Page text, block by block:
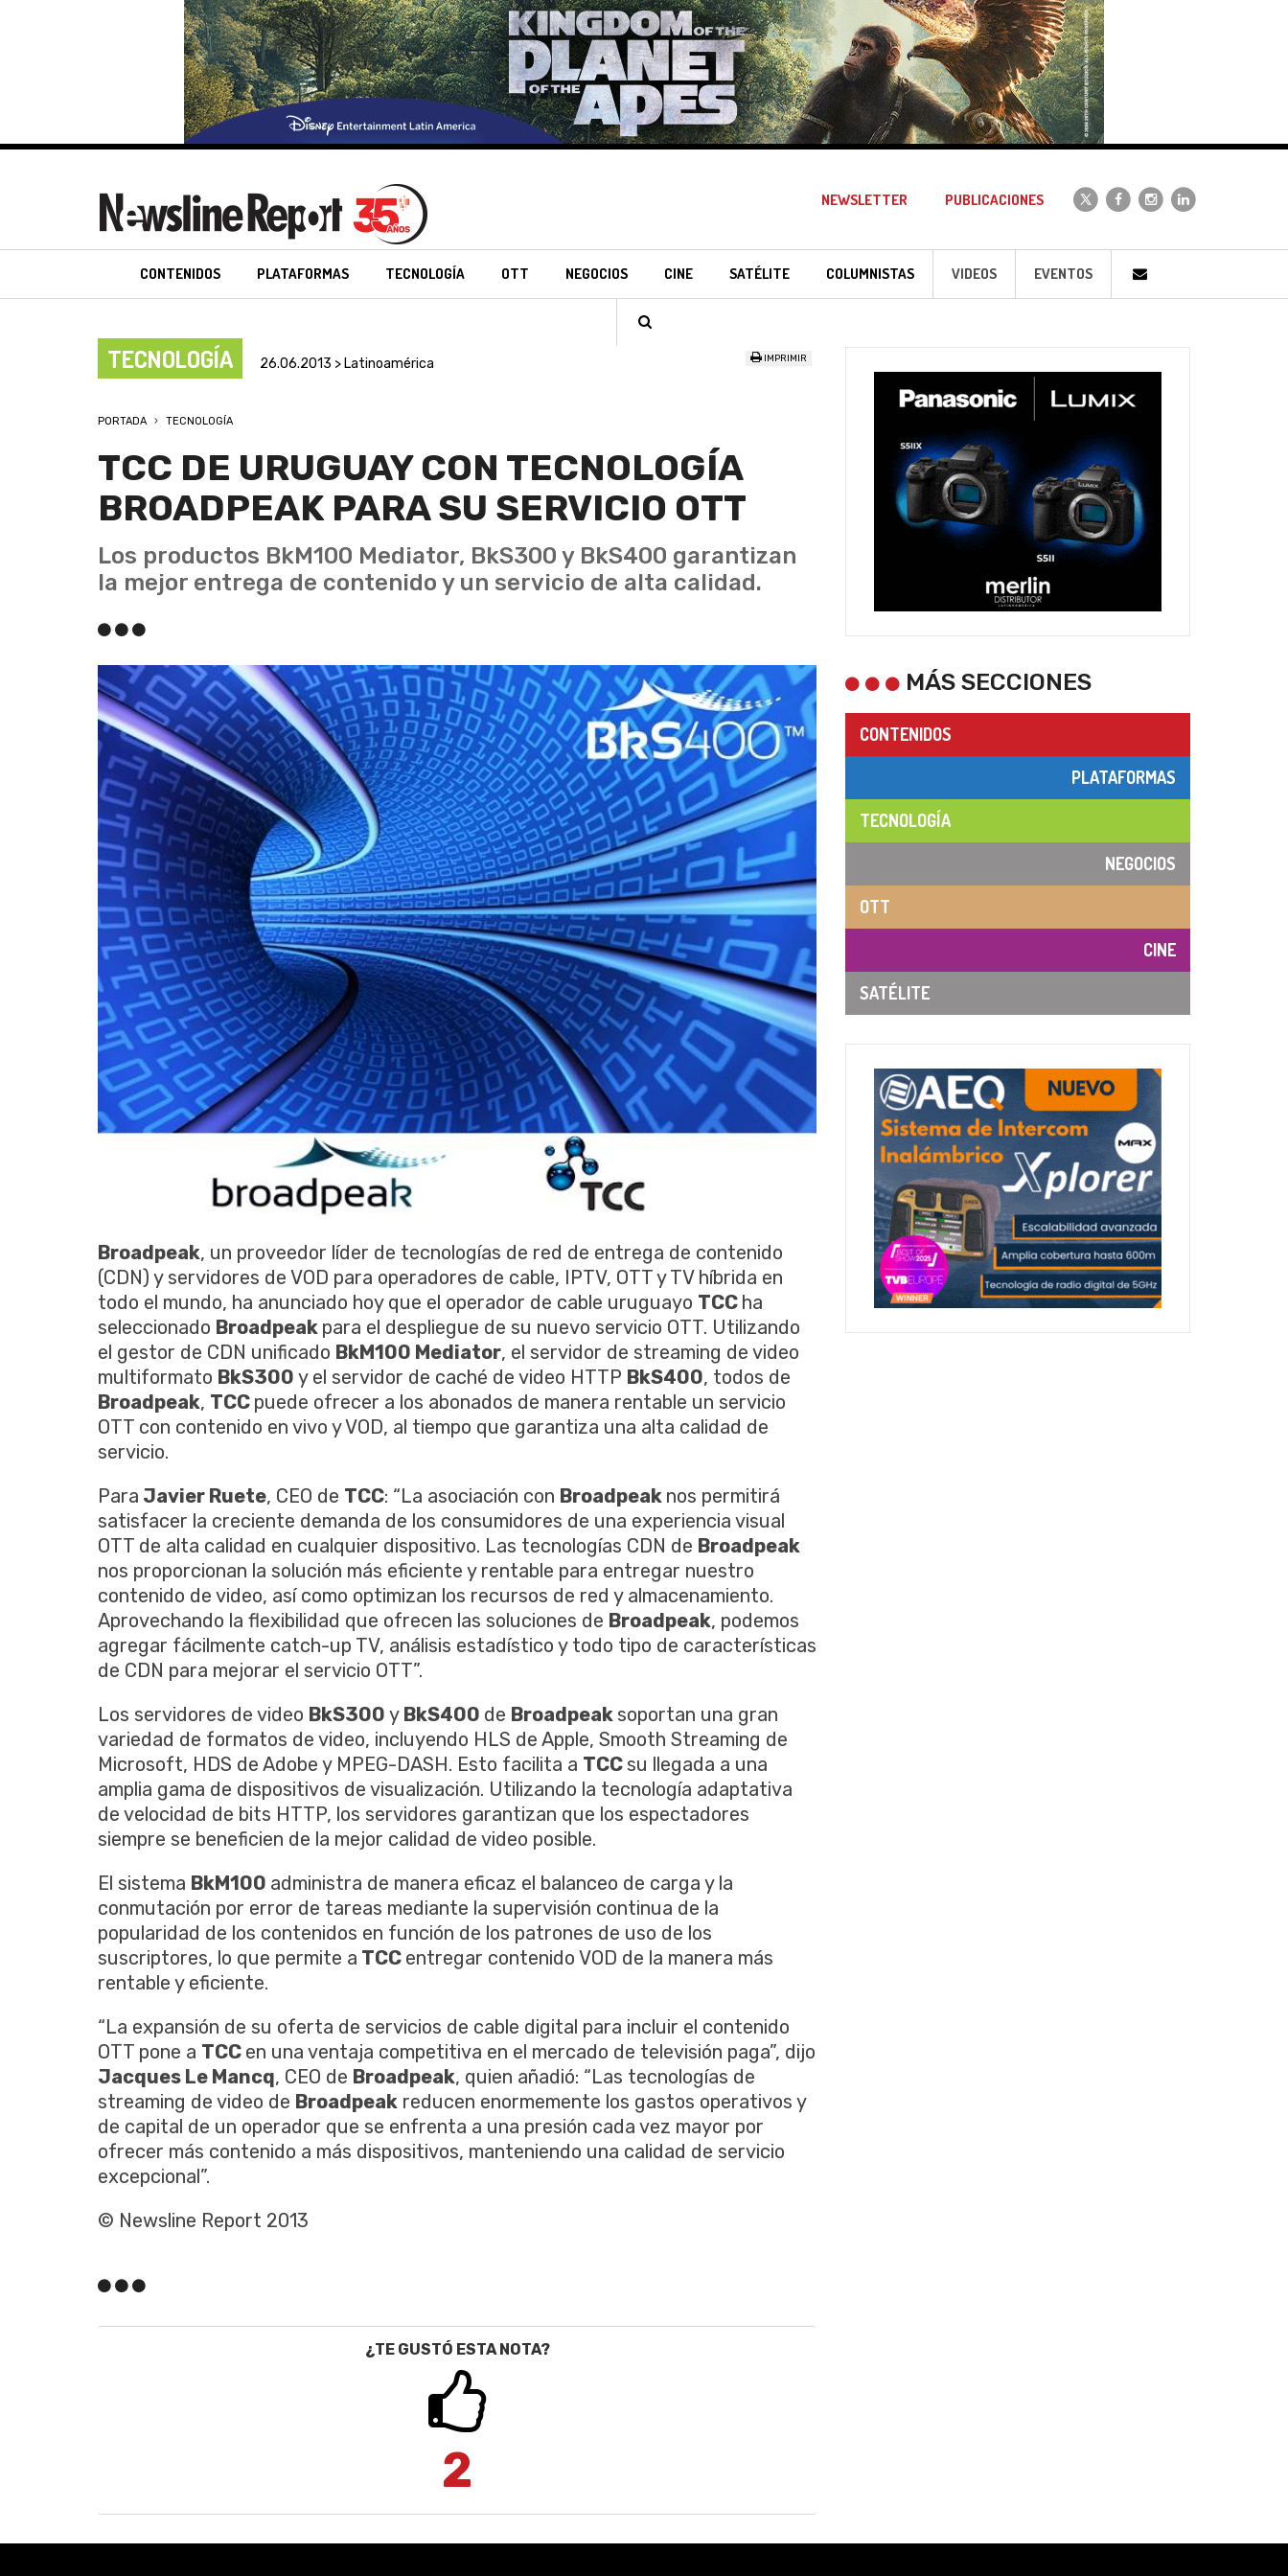
NEWSLETTER PUBLICACIONES
CONTENIDOS PLATAFORMAS TECNOLOGÍA OTT NEGOCIOS CINE SATÉLITE COLUMNISTAS VIDEOS EVENTOS
TECNOLOGÍA 26.06.2013 > Latinoamérica IMPRIMIR
PORTADA TECNOLOGÍA
TCC DE URUGUAY CON TECNOLOGÍA
BROADPEAK PARA SU SERVICIO OTT
Los productos BkM100 Mediator, BkS300 y BkS400 garantizan
la mejor entrega de contenido y un servicio de alta calidad.
Broadpeak, un proveedor líder de tecnologías de red de entrega de contenido
(CDN) y servidores de VOD para operadores de cable, IPTV, OTT y TV híbrida en
todo el mundo, ha anunciado hoy que el operador de cable uruguayo TCC ha
seleccionado Broadpeak para el despliegue de su nuevo servicio OTT. Utilizando
el gestor de CDN unificado BkM100 Mediator, el servidor de streaming de video
multiformato BkS300 y el servidor de caché de video HTTP BkS400, todos de
Broadpeak, TCC puede ofrecer a los abonados de manera rentable un servicio
OTT con contenido en vivo y VOD, al tiempo que garantiza una alta calidad de
servicio.
Para Javier Ruete, CEO de TCC: “La asociación con Broadpeak nos permitirá
satisfacer la creciente demanda de los consumidores de una experiencia visual
OTT de alta calidad en cualquier dispositivo. Las tecnologías CDN de Broadpeak
nos proporcionan la solución más eficiente y rentable para entregar nuestro
contenido de video, así como optimizan los recursos de red y almacenamiento.
Aprovechando la flexibilidad que ofrecen las soluciones de Broadpeak, podemos
agregar fácilmente catch-up TV, análisis estadístico y todo tipo de características
de CDN para mejorar el servicio OTT”.
Los servidores de video BkS300 y BkS400 de Broadpeaksoportan una gran
variedad de formatos de video, incluyendo HLS de Apple, Smooth Streaming de
Microsoft, HDS de Adobe y MPEG-DASH. Esto facilita a TCCsu llegada a una
amplia gama de dispositivos de visualización. Utilizando la tecnología adaptativa
de velocidad de bits HTTP, los servidores garantizan que los espectadores
siempre se beneficien de la mejor calidad de video posible.
El sistema BkM100 administra de manera eficaz el balanceo de carga y la
conmutación por error de tareas mediante la supervisión continua de la
popularidad de los contenidos en función de los patrones de uso de los
suscriptores, lo que permite a TCC entregar contenido VOD de la manera más
rentable y eficiente.
“La expansión de su oferta de servicios de cable digital para incluir el contenido
OTT pone a TCC en una ventaja competitiva en el mercado de televisión paga”, dijo
Jacques Le Mancq, CEO de Broadpeak, quien añadió: “Las tecnologías de
streaming de video de Broadpeak reducen enormemente los gastos operativos y
de capital de un operador que se enfrenta a una presión cada vez mayor por
ofrecer más contenido a más dispositivos, manteniendo una calidad de servicio
excepcional”.
© Newsline Report 2013
¿TE GUSTÓ ESTA NOTA?
2
MÁS SECCIONES
CONTENIDOS
PLATAFORMAS
TECNOLOGÍA
NEGOCIOS
OTT
CINE
SATÉLITE